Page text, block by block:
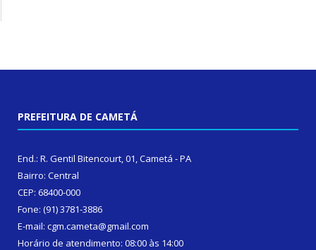
PREFEITURA DE CAMETÁ
End.: R. Gentil Bitencourt, 01, Cametá - PA
Bairro: Central
CEP: 68400-000
Fone: (91) 3781-3886
E-mail: cgm.cameta@gmail.com
Horário de atendimento: 08:00 às 14:00